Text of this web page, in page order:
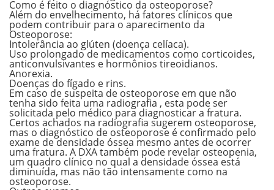
Como é feito o diagnóstico da osteoporose?
Além do envelhecimento, há fatores clínicos que
podem contribuir para o aparecimento da
Osteoporose:
Intolerância ao glúten (doença celíaca).
Uso prolongado de medicamentos como corticoides,
anticonvulsivantes e hormônios tireoidianos.
Anorexia.
Doenças do fígado e rins.
Em caso de suspeita de osteoporose em que não
tenha sido feita uma radiografia , esta pode ser
solicitada pelo médico para diagnosticar a fratura.
Certos achados na radiografia sugerem osteoporose,
mas o diagnóstico de osteoporose é confirmado pelo
exame de densidade óssea mesmo antes de ocorrer
uma fratura. A DXA também pode revelar osteopenia,
um quadro clínico no qual a densidade óssea está
diminuída, mas não tão intensamente como na
osteoporose.